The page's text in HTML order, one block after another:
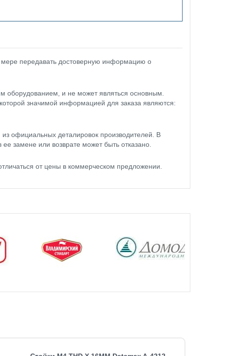
передавать достоверную информацию о
оборудованием, и не может являться основным.
значимой информацией для заказа являются:
официальных деталировок производителей. В
замене или возврате может быть отказано.
от цены в коммерческом предложении.